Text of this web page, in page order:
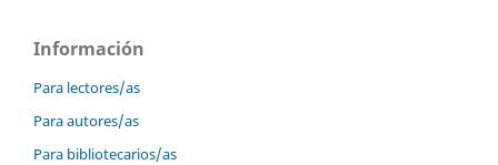
Información
Para lectores/as
Para autores/as
Para bibliotecarios/as